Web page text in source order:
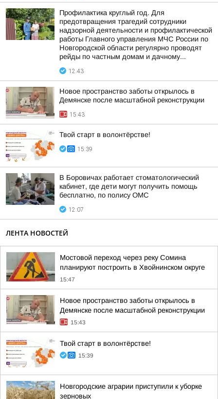
Профилактика круглый год. Для
предотвращения трагедий сотрудники
надзорной деятельности и профилактической
работы Главного управления МЧС России по
Новгородской области регулярно проводят
рейды по частным домам и дачному...
12:43
Новое пространство заботы открылось в
Демянске после масштабной реконструкции
15:43
Твой старт в волонтёрстве!
15:39
В Боровичах работает стоматологический
кабинет, где дети могут получить помощь
бесплатно, по полису ОМС
12:07
ЛЕНТА НОВОСТЕЙ
Мостовой переход через реку Сомина
планируют построить в Хвойнинском округе
15:47
Новое пространство заботы открылось в
Демянске после масштабной реконструкции
15:43
Твой старт в волонтёрстве!
15:39
Новгородские аграрии приступили к уборке
зерновых